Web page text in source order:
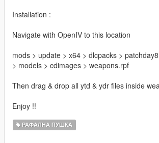
Installation :
Navigate with OpenIV to this location
mods > update > x64 > dlcpacks >
> models > cdimages > weapons.rpf
Then drag & drop all ytd & ydr files inside
Enjoy !!
РАФАЛНА ПУШКА